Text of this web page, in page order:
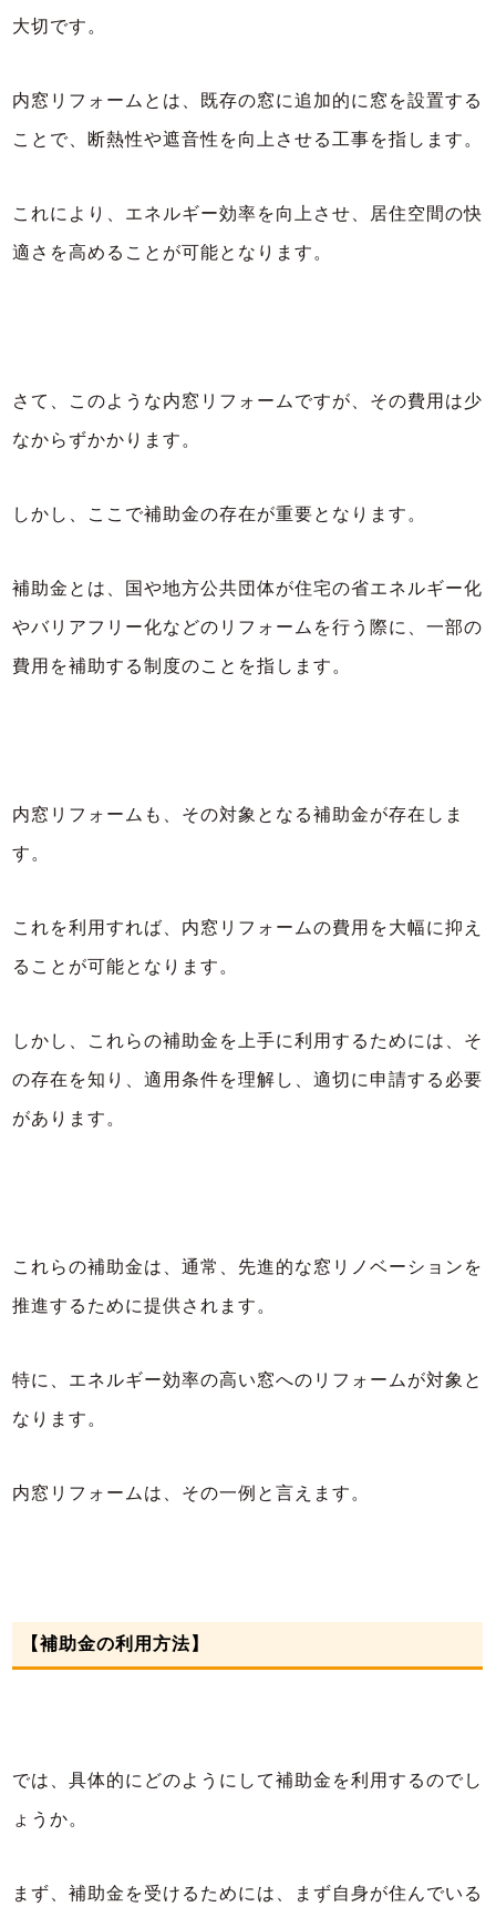
大切です。
内窓リフォームとは、既存の窓に追加的に窓を設置する
ことで、断熱性や遮音性を向上させる工事を指します。
これにより、エネルギー効率を向上させ、居住空間の快
適さを高めることが可能となります。
さて、このような内窓リフォームですが、その費用は少
なからずかかります。
しかし、ここで補助金の存在が重要となります。
補助金とは、国や地方公共団体が住宅の省エネルギー化
やバリアフリー化などのリフォームを行う際に、一部の
費用を補助する制度のことを指します。
内窓リフォームも、その対象となる補助金が存在しま
す。
これを利用すれば、内窓リフォームの費用を大幅に抑え
ることが可能となります。
しかし、これらの補助金を上手に利用するためには、そ
の存在を知り、適用条件を理解し、適切に申請する必要
があります。
これらの補助金は、通常、先進的な窓リノベーションを
推進するために提供されます。
特に、エネルギー効率の高い窓へのリフォームが対象と
なります。
内窓リフォームは、その一例と言えます。
【補助金の利用方法】
では、具体的にどのようにして補助金を利用するのでし
ょうか。
まず、補助金を受けるためには、まず自身が住んでいる